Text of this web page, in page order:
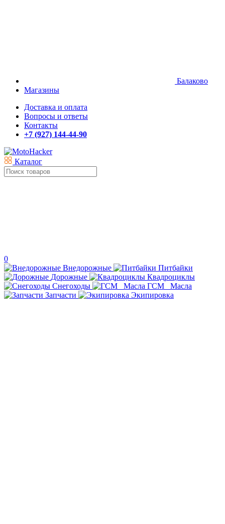
Балаково
Магазины
Доставка и оплата
Вопросы и ответы
Контакты
+7 (927) 144-44-90
Каталог
0
Внедорожные
Питбайки
Дорожные
Квадроциклы
Снегоходы
ГСМ _Масла
Запчасти
Экипировка